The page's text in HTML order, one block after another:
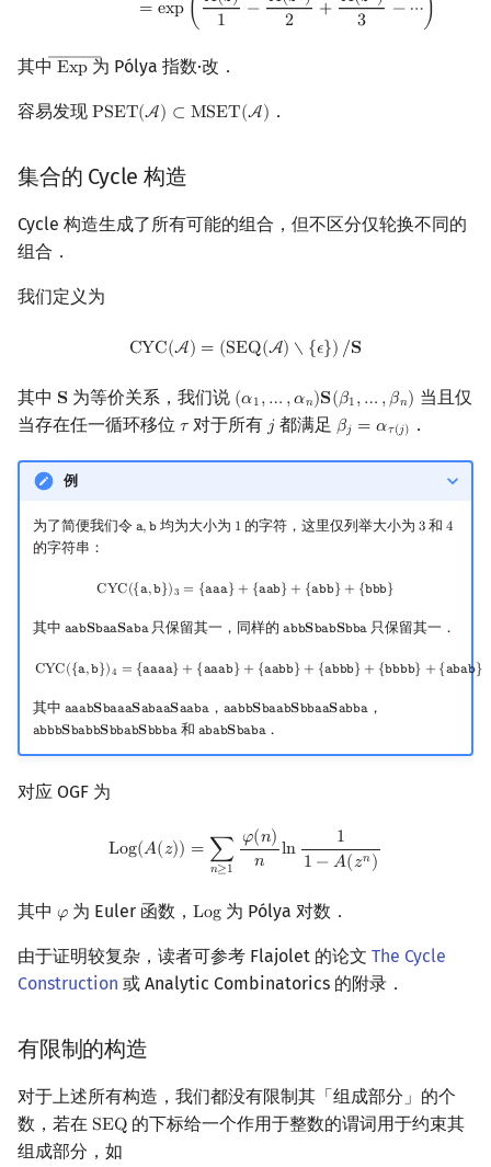
= exp (
1
−
2
+
3
− ⋯)
其中―――
Exp
Exp―为 Pólya 指数·改．
容易发现 PSET(A) ⊂ MSET(A)
PSET(A)⊂ MSET(A) ．
集合的 Cycle 构造
Cycle 构造生成了所有可能的组合，但不区分仅轮换不同的
组合．
我们定义为
CYC(A) = (SEQ(A) ∖ {𝜖}) /𝐒
CYC( A)= (SEQ(A )∖{ ϵ )/S
其中 𝐒
S 为等价关系，我们说 (𝛼1,… ,𝛼𝑛)𝐒(𝛽1,… ,𝛽𝑛)
(α1,…,αn)S(β1,…,βn )
当且仅
当存在任一循环移位 𝜏
τ 对于所有 𝑗
j都满足 𝛽𝑗 = 𝛼𝜏(𝑗)
βj=ατ(j) ．
例
为了简便我们令 𝚊,𝚋
a, b均为大小为 1
1 的字符，这里仅列举大小为 3
3 和4
4
的字符串：
CYC({𝚊,𝚋})3 = {𝚊𝚊𝚊} + {𝚊𝚊𝚋} + {𝚊𝚋𝚋} + {𝚋𝚋𝚋}
CYC({a, })3 ={aaa +{ aab}+{ abb}+{bbb
其中 𝚊𝚊𝚋𝐒𝚋𝚊𝚊𝐒𝚊𝚋𝚊
aabSbaaSaba只保留其一，同样的𝚊𝚋𝚋𝐒𝚋𝚊𝚋𝐒𝚋𝚋𝚊
abbSbabSbba只保留其一．
CYC({𝚊,𝚋})4 = {𝚊𝚊𝚊𝚊} + {𝚊𝚊𝚊𝚋} + {𝚊𝚊𝚋𝚋} + {𝚊𝚋𝚋𝚋} + {𝚋𝚋𝚋𝚋} + {𝚊𝚋𝚊𝚋}
CYC ({a, b )4 ={aaaa} +{ aaab}+{aabb}+{abbb}+{bbbb} +{abab}
其中 𝚊𝚊𝚊𝚋𝐒𝚋𝚊𝚊𝚊𝐒𝚊𝚋𝚊𝚊𝐒𝚊𝚊𝚋𝚊
aaabSbaaaSabaaSaaba， 𝚊𝚊𝚋𝚋𝐒𝚋𝚊𝚊𝚋𝐒𝚋𝚋𝚊𝚊𝐒𝚊𝚋𝚋𝚊
aabbSbaabSbbaaSabba
，
𝚊𝚋𝚋𝚋𝐒𝚋𝚊𝚋𝚋𝐒𝚋𝚋𝚊𝚋𝐒𝚋𝚋𝚋𝚊
abbbSbabbSbbabSbbba
和 𝚊𝚋𝚊𝚋𝐒𝚋𝚊𝚋𝚊
ababSbaba．
对应 OGF 为
Log(𝐴(𝑧)) = ∑
𝑛≥1
𝜑(𝑛)
𝑛
ln
1
1 −𝐴(𝑧𝑛)
Log (A (z ∑n≥1 φ(n)nln (z
其中 𝜑
φ 为 Euler 函数，Log
Log 为 Pólya 对数．
由于证明较复杂，读者可参考 Flajolet 的论文 The Cycle
Construction 或 Analytic Combinatorics 的附录．
有限制的构造
对于上述所有构造，我们都没有限制其「组成部分」的个
数，若在 SEQ
SEQ 的下标给一个作用于整数的谓词用于约束其
组成部分，如